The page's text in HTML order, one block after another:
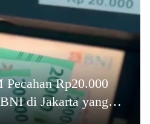
Rp20.000
di Jakarta yang